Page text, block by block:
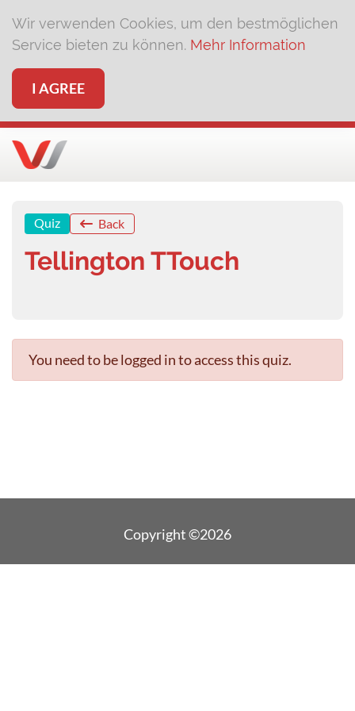
Wir verwenden Cookies, um den bestmöglichen
Service bieten zu können. Mehr Information
I AGREE
Quiz Back
Tellington TTouch
You need to be logged in to access this quiz.
Copyright ©2026